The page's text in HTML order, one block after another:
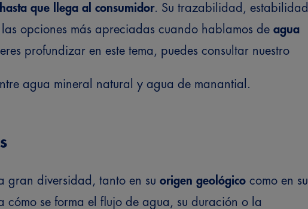
que llega al consumidor. Su trazabilidad, estabilidad
opciones más apreciadas cuando hablamos de agua
profundizar en este tema, puedes consultar nuestro
agua mineral natural y agua de manantial .
gran diversidad, tanto en su origen geológico como en su
cómo se forma el flujo de agua, su duración o la